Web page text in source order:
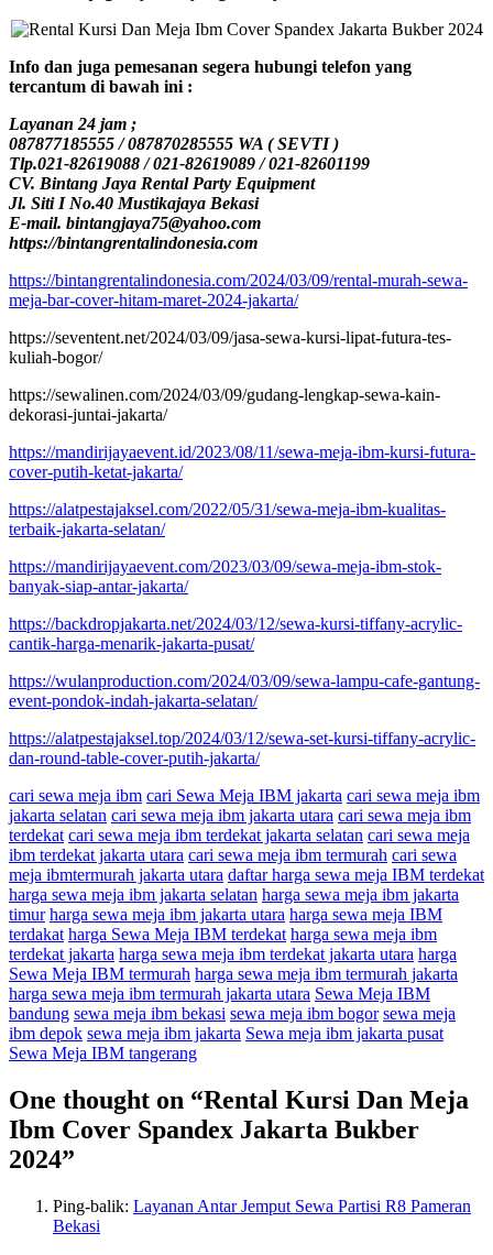
Info dan juga pemesanan segera hubungi telefon yang
tercantum di bawah ini :
Layanan 24 jam ;
087877185555 / 087870285555 WA ( SEVTI )
Tlp.021-82619088 / 021-82619089 / 021-82601199
CV. Bintang Jaya Rental Party Equipment
Jl. Siti I No.40 Mustikajaya Bekasi
E-mail. bintangjaya75@yahoo.com
https://bintangrentalindonesia.com
https://bintangrentalindonesia.com/2024/03/09/rental-murah-sewa-
meja-bar-cover-hitam-maret-2024-jakarta/
https://seventent.net/2024/03/09/jasa-sewa-kursi-lipat-futura-tes-
kuliah-bogor/
https://sewalinen.com/2024/03/09/gudang-lengkap-sewa-kain-
dekorasi-juntai-jakarta/
https://mandirijayaevent.id/2023/08/11/sewa-meja-ibm-kursi-futura-
cover-putih-ketat-jakarta/
https://alatpestajaksel.com/2022/05/31/sewa-meja-ibm-kualitas-
terbaik-jakarta-selatan/
https://mandirijayaevent.com/2023/03/09/sewa-meja-ibm-stok-
banyak-siap-antar-jakarta/
https://backdropjakarta.net/2024/03/12/sewa-kursi-tiffany-acrylic-
cantik-harga-menarik-jakarta-pusat/
https://wulanproduction.com/2024/03/09/sewa-lampu-cafe-gantung-
event-pondok-indah-jakarta-selatan/
https://alatpestajaksel.top/2024/03/12/sewa-set-kursi-tiffany-acrylic-
dan-round-table-cover-putih-jakarta/
cari sewa meja ibm cari Sewa Meja IBM jakarta cari sewa meja ibm
jakarta selatan cari sewa meja ibm jakarta utara cari sewa meja ibm
terdekat cari sewa meja ibm terdekat jakarta selatan cari sewa meja
ibm terdekat jakarta utara cari sewa meja ibm termurah cari sewa
meja ibmtermurah jakarta utara daftar harga sewa meja IBM terdekat
harga sewa meja ibm jakarta selatan harga sewa meja ibm jakarta
timur harga sewa meja ibm jakarta utara harga sewa meja IBM
terdakat harga Sewa Meja IBM terdekat harga sewa meja ibm
terdekat jakarta harga sewa meja ibm terdekat jakarta utara harga
Sewa Meja IBM termurah harga sewa meja ibm termurah jakarta
harga sewa meja ibm termurah jakarta utara Sewa Meja IBM
bandung sewa meja ibm bekasi sewa meja ibm bogor sewa meja
ibm depok sewa meja ibm jakarta Sewa meja ibm jakarta pusat
Sewa Meja IBM tangerang
One thought on “Rental Kursi Dan Meja
Ibm Cover Spandex Jakarta Bukber
2024”
Ping-balik: Layanan Antar Jemput Sewa Partisi R8 Pameran
Bekasi